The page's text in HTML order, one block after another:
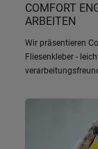
COMFORT
ARBEITEN
Wir präsentieren
Fliesenkleber -